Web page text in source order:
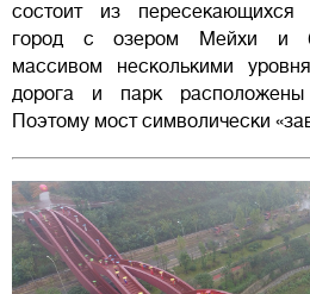
состоит из пересекающихся
город с озером Мейхи и
массивом несколькими
дорога и парк
Поэтому мост символически